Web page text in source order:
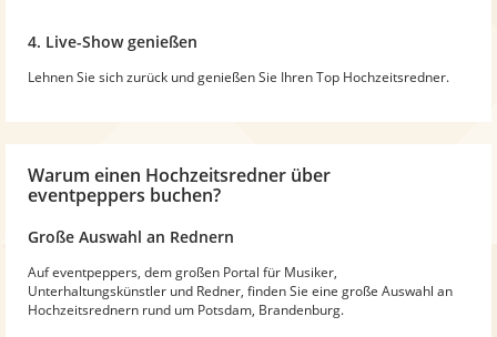
4. Live-Show genießen
Lehnen Sie sich zurück und genießen Sie Ihren Top Hochzeitsredner.
Warum einen Hochzeitsredner über
eventpeppers buchen?
Große Auswahl an Rednern
Auf eventpeppers, dem großen Portal für Musiker,
Unterhaltungskünstler und Redner, finden Sie eine große Auswahl an
Hochzeitsrednern rund um Potsdam, Brandenburg.